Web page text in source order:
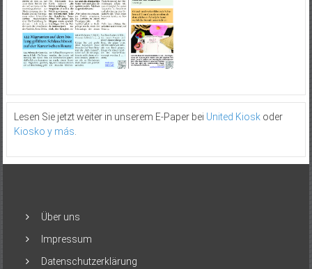
Lesen Sie jetzt weiter in unserem E-Paper bei United Kioskoder
Kiosko y más
Über uns
Impressum
Datenschutzerklärung